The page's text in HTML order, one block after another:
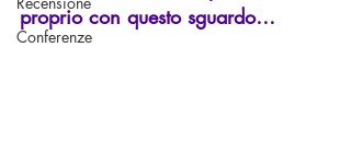
Conferenze
proprio con questo sguardo…